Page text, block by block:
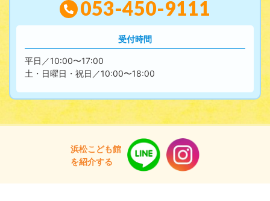
053-450-9111
受付時間
平日／10:00〜17:00
土・日曜日・祝日／10:00〜18:00
浜松こども館
を紹介する